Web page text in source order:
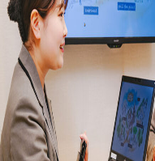
施設紹介
フォトガイドツアー
ブライダルフェア